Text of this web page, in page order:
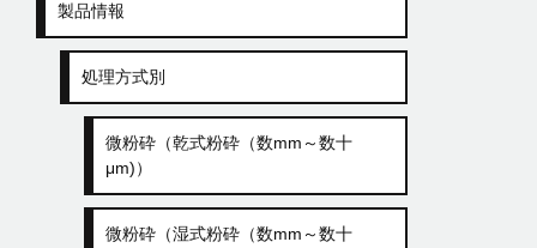
製品情報
処理方式別
微粉砕（乾式粉砕（数mm～数十
μm)）
微粉砕（湿式粉砕（数mm～数十